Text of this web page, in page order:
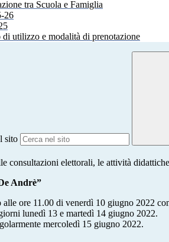
tra Scuola e Famiglia
26
di utilizzo e modalità di prenotazione
sito
consultazioni elettorali, le attività
Andrè”
ore 11.00 di venerdì 10 giugno 2022
lunedì 13 e martedì 14 giugno 2022.
mercoledì 15 giugno 2022.